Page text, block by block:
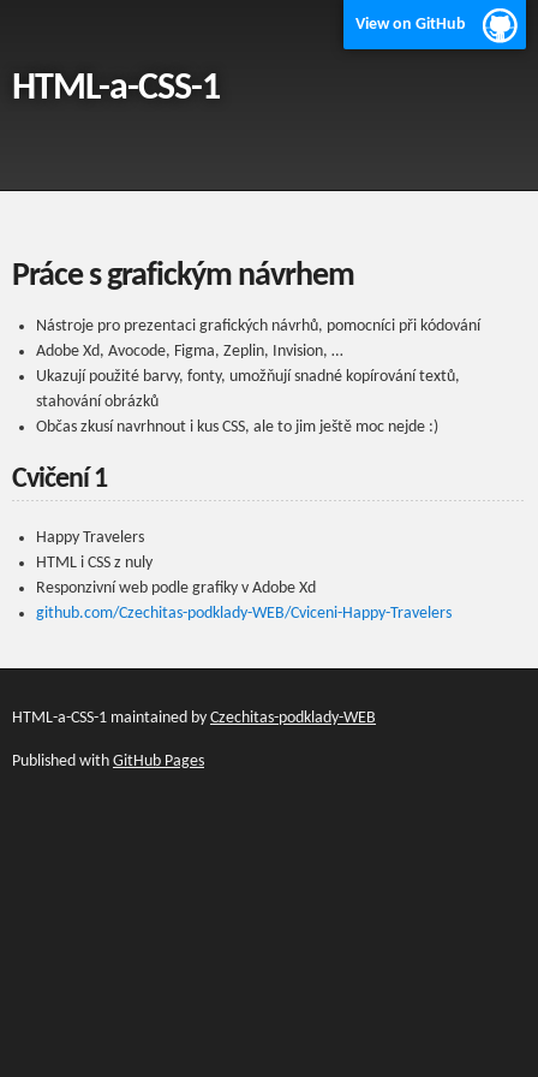
View on GitHub
HTML-a-CSS-1
Práce s grafickým návrhem
Nástroje pro prezentaci grafických návrhů, pomocníci při kódování
Adobe Xd, Avocode, Figma, Zeplin, Invision, …
Ukazují použité barvy, fonty, umožňují snadné kopírování textů,
stahování obrázků
Občas zkusí navrhnout i kus CSS, ale to jim ještě moc nejde :)
Cvičení 1
Happy Travelers
HTML i CSS z nuly
Responzivní web podle grafiky v Adobe Xd
github.com/Czechitas-podklady-WEB/Cviceni-Happy-Travelers
HTML-a-CSS-1 maintained by Czechitas-podklady-WEB
Published with GitHub Pages